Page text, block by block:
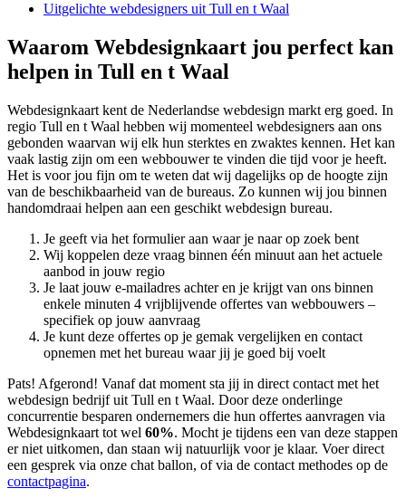
Uitgelichte webdesigners uit Tull en t Waal
Waarom Webdesignkaart jou perfect kan
helpen in Tull en t Waal
Webdesignkaart kent de Nederlandse webdesign markt erg goed. In
regio Tull en t Waal hebben wij momenteel webdesigners aan ons
gebonden waarvan wij elk hun sterktes en zwaktes kennen. Het kan
vaak lastig zijn om een webbouwer te vinden die tijd voor je heeft.
Het is voor jou fijn om te weten dat wij dagelijks op de hoogte zijn
van de beschikbaarheid van de bureaus. Zo kunnen wij jou binnen
handomdraai helpen aan een geschikt webdesign bureau.
Je geeft via het formulier aan waar je naar op zoek bent
Wij koppelen deze vraag binnen één minuut aan het actuele
aanbod in jouw regio
Je laat jouw e-mailadres achter en je krijgt van ons binnen
enkele minuten 4 vrijblijvende offertes van webbouwers –
specifiek op jouw aanvraag
Je kunt deze offertes op je gemak vergelijken en contact
opnemen met het bureau waar jij je goed bij voelt
Pats! Afgerond! Vanaf dat moment sta jij in direct contact met het
webdesign bedrijf uit Tull en t Waal. Door deze onderlinge
concurrentie besparen ondernemers die hun offertes aanvragen via
Webdesignkaart tot wel 60%. Mocht je tijdens een van deze stappen
er niet uitkomen, dan staan wij natuurlijk voor je klaar. Voer direct
een gesprek via onze chat ballon, of via de contact methodes op de
contactpagina.